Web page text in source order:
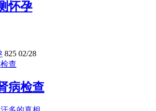
怀孕
825 02/28
病检查